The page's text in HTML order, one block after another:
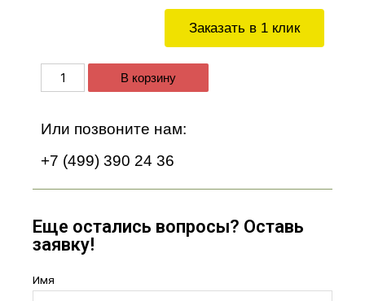
Заказать в 1 клик
В корзину
Или позвоните нам:
+7 (499) 390 24 36
Еще остались вопросы? Оставь
заявку!
Имя